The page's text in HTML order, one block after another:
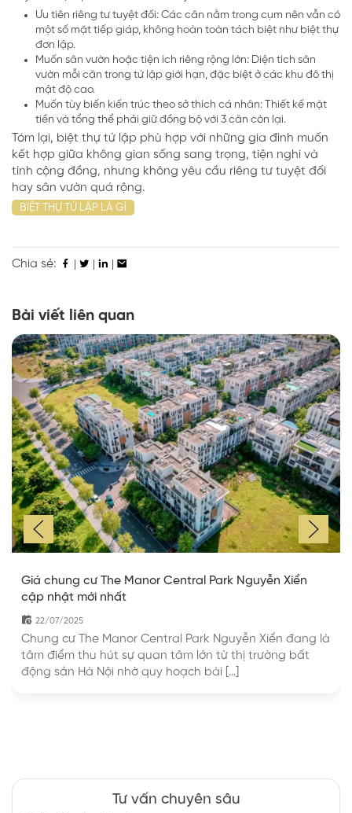
Ưu tiên riêng tư tuyệt đối: Các căn nằm trong cụm nên vẫn có
một số mặt tiếp giáp, không hoàn toàn tách biệt như biệt thự
đơn lập.
Muốn sân vườn hoặc tiện ích riêng rộng lớn: Diện tích sân
vườn mỗi căn trong tứ lập giới hạn, đặc biệt ở các khu đô thị
mật độ cao.
Muốn tùy biến kiến trúc theo sở thích cá nhân: Thiết kế mặt
tiền và tổng thể phải giữ đồng bộ với 3 căn còn lại.
Tóm lại, biệt thự tứ lập phù hợp với những gia đình muốn
kết hợp giữa không gian sống sang trọng, tiện nghi và
tính cộng đồng, nhưng không yêu cầu riêng tư tuyệt đối
hay sân vườn quá rộng.
BIỆT THỰ TỨ LẬP LÀ GÌ
Chia sẻ:
Bài viết liên quan
Giá chung cư The Manor Central Park Nguyễn Xiển
cập nhật mới nhất
22/07/2025
Chung cư The Manor Central Park Nguyễn Xiển đang là
tâm điểm thu hút sự quan tâm lớn từ thị trường bất
động sản Hà Nội nhờ quy hoạch bài […]
Tư vấn chuyên sâu